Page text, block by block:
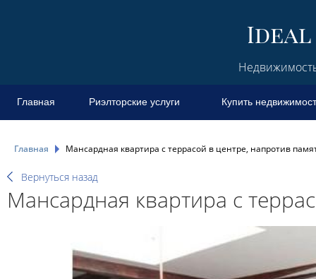
Главная Риэлторские услуги Купить
Главная Мансардная квартира с террасой в центре, напротив
Вернуться назад
Мансардная квартира с